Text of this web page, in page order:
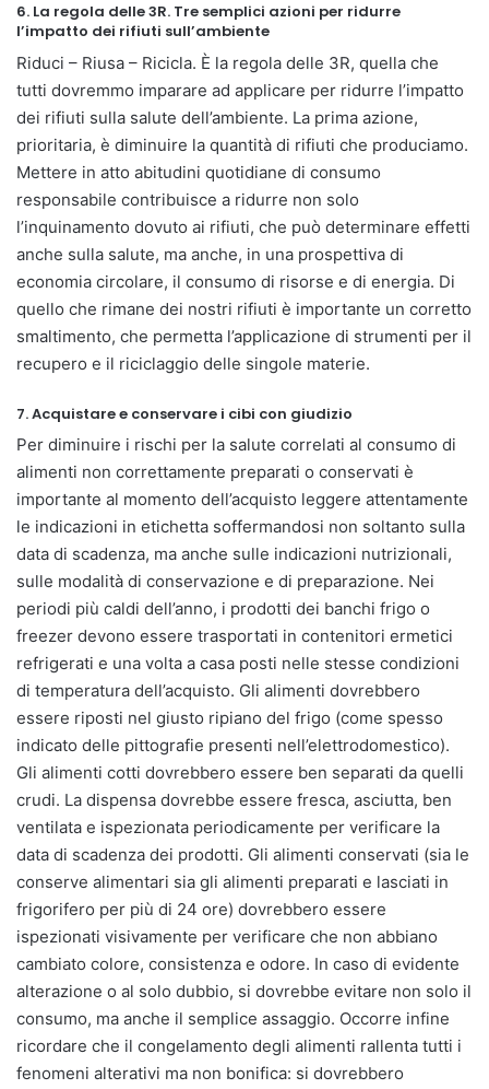
6. La regola delle 3R. Tre semplici azioni per ridurre
l’impatto dei rifiuti sull’ambiente
Riduci – Riusa – Ricicla. È la regola delle 3R, quella che
tutti dovremmo imparare ad applicare per ridurre l’impatto
dei rifiuti sulla salute dell’ambiente. La prima azione,
prioritaria, è diminuire la quantità di rifiuti che produciamo.
Mettere in atto abitudini quotidiane di consumo
responsabile contribuisce a ridurre non solo
l’inquinamento dovuto ai rifiuti, che può determinare effetti
anche sulla salute, ma anche, in una prospettiva di
economia circolare, il consumo di risorse e di energia. Di
quello che rimane dei nostri rifiuti è importante un corretto
smaltimento, che permetta l’applicazione di strumenti per il
recupero e il riciclaggio delle singole materie.
7. Acquistare e conservare i cibi con giudizio
Per diminuire i rischi per la salute correlati al consumo di
alimenti non correttamente preparati o conservati è
importante al momento dell’acquisto leggere attentamente
le indicazioni in etichetta soffermandosi non soltanto sulla
data di scadenza, ma anche sulle indicazioni nutrizionali,
sulle modalità di conservazione e di preparazione. Nei
periodi più caldi dell’anno, i prodotti dei banchi frigo o
freezer devono essere trasportati in contenitori ermetici
refrigerati e una volta a casa posti nelle stesse condizioni
di temperatura dell’acquisto. Gli alimenti dovrebbero
essere riposti nel giusto ripiano del frigo (come spesso
indicato delle pittografie presenti nell’elettrodomestico).
Gli alimenti cotti dovrebbero essere ben separati da quelli
crudi. La dispensa dovrebbe essere fresca, asciutta, ben
ventilata e ispezionata periodicamente per verificare la
data di scadenza dei prodotti. Gli alimenti conservati (sia le
conserve alimentari sia gli alimenti preparati e lasciati in
frigorifero per più di 24 ore) dovrebbero essere
ispezionati visivamente per verificare che non abbiano
cambiato colore, consistenza e odore. In caso di evidente
alterazione o al solo dubbio, si dovrebbe evitare non solo il
consumo, ma anche il semplice assaggio. Occorre infine
ricordare che il congelamento degli alimenti rallenta tutti i
fenomeni alterativi ma non bonifica: si dovrebbero